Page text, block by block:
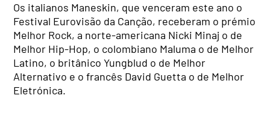
Os italianos Maneskin, que venceram este ano o
Festival Eurovisão da Canção, receberam o prémio
Melhor Rock, a norte-americana Nicki Minaj o de
Melhor Hip-Hop, o colombiano Maluma o de Melhor
Latino, o britânico Yungblud o de Melhor
Alternativo e o francês David Guetta o de Melhor
Eletrónica.